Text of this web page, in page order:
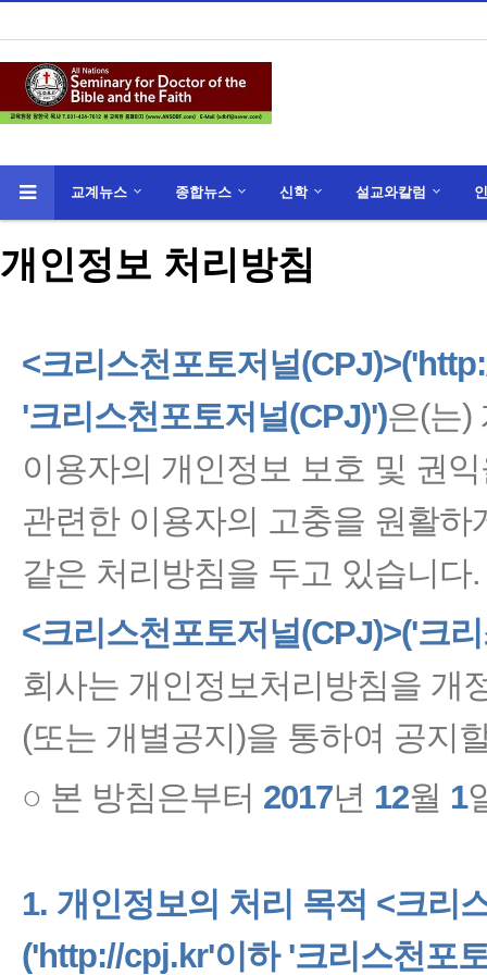
교계뉴스 종합뉴스 신학 설교와칼럼
개인정보 처리방침
<크리스천포토저널
'크리스천포토저널(CPJ)')은(는)
이용자의 개인정보 보호 및 권
관련한 이용자의 고충을 원활
같은 처리방침을 두고 있습니다.
<크리스천포토저널(CPJ)>('크
회사는 개인정보처리방침을 개
(또는 개별공지)을 통하여 공지
○ 본 방침은부터 2017년 12월 1
1. 개인정보의 처리 목적 <크리
('http://cpj.kr'이하 '크리스천포